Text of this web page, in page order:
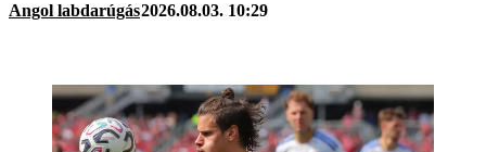
Angol labdarúgás2026.08.03. 10:29